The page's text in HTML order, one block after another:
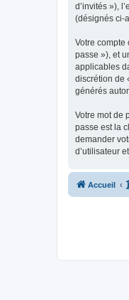
d’invités »),
(désignés ci-
Votre compte
passe »), et
applicables
discrétion de
générés
Votre mot de
passe est la
demander
d’utilisateur
Accueil